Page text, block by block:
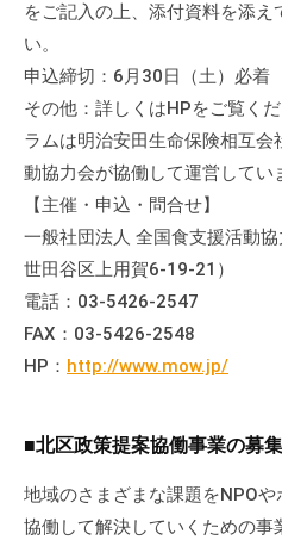
北
と
ぴ
あ
1
1
階
で
す
。
をご記入の上、添付資料を添え
い。
申込締切：6月30日（土）必着
その他：詳しくはHPをご覧く
ラムは明治安田生命保険相互
動協力会が協働して運営してい
【主催・申込・問合せ】
一般社団法人 全国食支援活動
世田谷区上用賀6-19-21）
電話：03-5426-2547
FAX：03-5426-2548
HP： http://www.mow.jp/
■北区政策提案協働事業の募集
地域のさまざまな課題をNPO
協働して解決していくための